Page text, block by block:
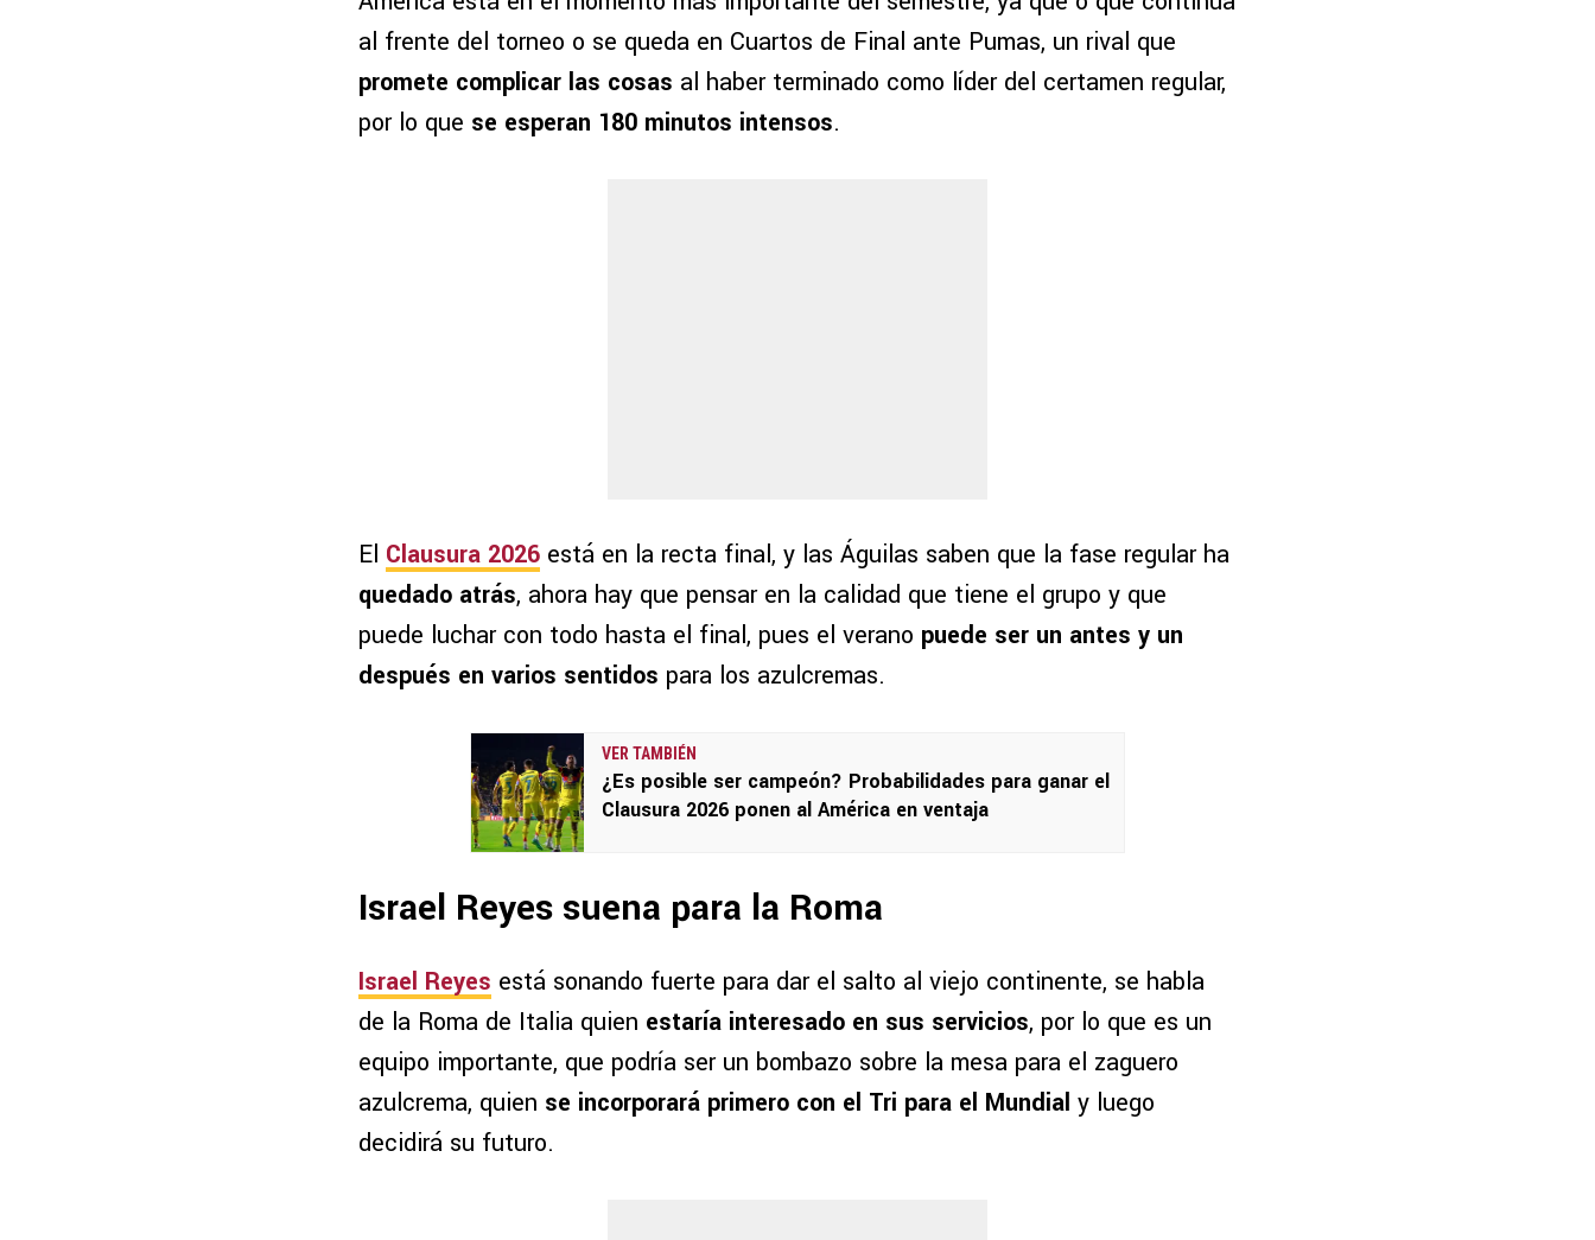
al frente del torneo o se queda en Cuartos de Final ante Pumas, un rival que
promete complicar las cosas al haber terminado como líder del certamen regular,
por lo que se esperan 180 minutos intensos.
El Clausura 2026 está en la recta final, y las Águilas saben que la fase regular ha
quedado atrás, ahora hay que pensar en la calidad que tiene el grupo y que
puede luchar con todo hasta el final, pues el verano puede ser un antes y un
después en varios sentidos para los azulcremas.
VER TAMBIÉN
¿Es posible ser campeón? Probabilidades para ganar el
Clausura 2026 ponen al América en ventaja
Israel Reyes suena para la Roma
Israel Reyes está sonando fuerte para dar el salto al viejo continente, se habla
de la Roma de Italia quien estaría interesado en sus servicios, por lo que es un
equipo importante, que podría ser un bombazo sobre la mesa para el zaguero
azulcrema, quien se incorporará primero con el Tri para el Mundial y luego
decidirá su futuro.